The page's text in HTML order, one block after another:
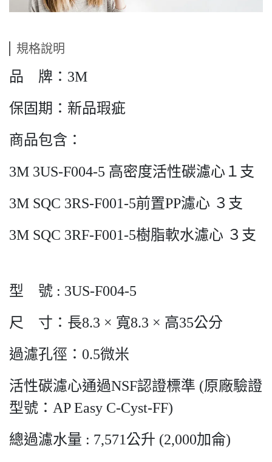
規格說明
品 牌：3M
保固期：新品瑕疵
商品包含：
3M 3US-F004-5 高密度活性碳濾心１支
3M SQC 3RS-F001-5前置PP濾心 ３支
3M SQC 3RF-F001-5樹脂軟水濾心 ３支
型 號 : 3US-F004-5
尺 寸：長8.3 × 寬8.3 × 高35公分
過濾孔徑：0.5微米
活性碳濾心通過NSF認證標準 (原廠驗證
型號：AP Easy C-Cyst-FF)
總過濾水量 : 7,571公升 (2,000加侖)